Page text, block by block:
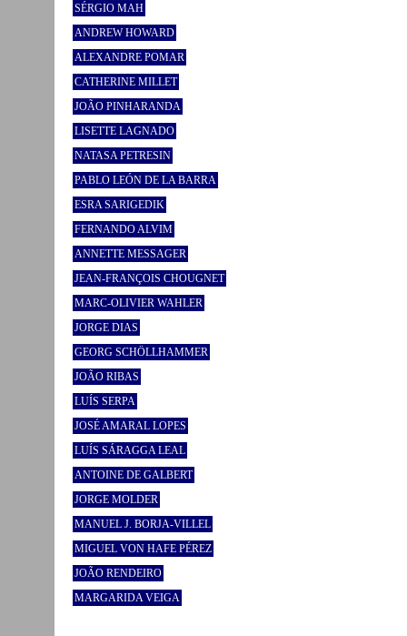
SÉRGIO MAH
ANDREW HOWARD
ALEXANDRE POMAR
CATHERINE MILLET
JOÃO PINHARANDA
LISETTE LAGNADO
NATASA PETRESIN
PABLO LEÓN DE LA BARRA
ESRA SARIGEDIK
FERNANDO ALVIM
ANNETTE MESSAGER
JEAN-FRANÇOIS CHOUGNET
MARC-OLIVIER WAHLER
JORGE DIAS
GEORG SCHÖLLHAMMER
JOÃO RIBAS
LUÍS SERPA
JOSÉ AMARAL LOPES
LUÍS SÁRAGGA LEAL
ANTOINE DE GALBERT
JORGE MOLDER
MANUEL J. BORJA-VILLEL
MIGUEL VON HAFE PÉREZ
JOÃO RENDEIRO
MARGARIDA VEIGA